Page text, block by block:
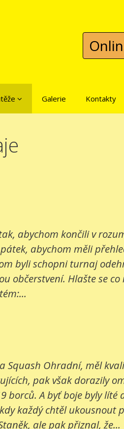
Galerie Kontakty
abychom končili v
abychom měli
byli schopni turnaj
občerstvení. Hlašte se
Squash Ohradní, měl
pak však dorazily
borců. A byť boje byly líté
každý chtěl ukousnout
ale pak přiznal, že...